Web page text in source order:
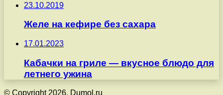
23.10.2019
Желе на кефире без сахара
17.01.2023
Кабачки на гриле — вкусное блюдо для
летнего ужина
© Copyright 2026, Dumol.ru